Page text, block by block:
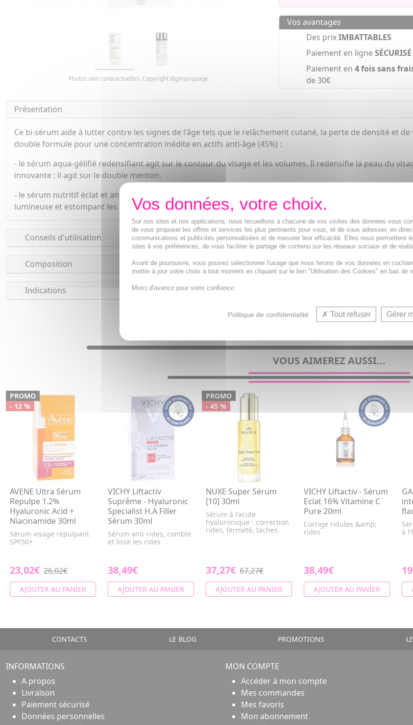
Photos non contractuelles. Copyright digimarquage
Vos avantages
Des prixIMBATTABLES
Paiement en ligneSÉCURISÉ
Paiement en 4 fois sans
de 30€
Présentation
Ce bi-sérum aide à lutter contre les signes de l'âge tels que le relâchement cutané, la perte de densité et
double formule pour une concentration inédite en actifs anti-âge (45%) :
- le sérum aqua-gélifié redensifiant agit sur le contour du visage et les volumes. Il redensifie la peau du
innovante : il agit sur le double menton.
- le sérum nutritif éclat et anti-rides, grâce à son association de 4 huiles relipidantes, offre une action en
lumineuse et estompant les rides même les plus installées.
Conseils d'utilisation
Composition
Indications
VOUS AIMEREZ AUSSI...
PROMO
- 12 %
AVENE Ultra Sérum
Repulpe 1.2%
Hyaluronic Acid +
Niacinamide 30ml
Sérum visage repulpant
SPF50+
23,02€ 26,02€
AJOUTER AU PANIER
VICHY Liftactiv
Suprême - Hyaluronic
Specialist H.A Filler
Sérum 30ml
Sérum anti-rides, comble
et lisse les rides
38,49€
AJOUTER AU PANIER
PROMO
- 45 %
NUXE Super Sérum
[10] 30ml
Sérum à l'acide
hyaluronique : correction
rides, fermeté, taches.
37,27€ 67,27€
AJOUTER AU PANIER
VICHY Liftactiv - Sérum
Eclat 16% Vitamine C
Pure 20ml
Corrige ridules &amp;
rides
38,49€
AJOUTER AU PANIER
à
CONTACTS LE BLOG PROMOTIONS
INFORMATIONS
A propos
Livraison
Paiement sécurisé
Données personnelles
MON COMPTE
Accéder à mon compte
Mes commandes
Mes favoris
Mon abonnement
Sur nos sites et nos applications, nous recueillons à chacune de vos visites des données vous
de vous proposer les offres et services les plus pertinents pour vous, et de vous adresser, en
communications et publicités personnalisées et de mesurer leur efficacité. Elles nous permettent
sites à vos préférences, de vous faciliter le partage de contenu sur les réseaux sociaux et de
Avant de poursuivre, vous pouvez sélectionner l'usage que nous ferons de vos données en
mettre à jour votre choix à tout moment en cliquant sur le lien "Utilisation des Cookies" en bas de
Merci d'avance pour votre confiance.
Politique de confidentialité Tout refuser Gérer